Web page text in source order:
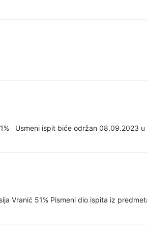
Usmeni ispit biće održan 08.09.2023 u
Vranić 51% Pismeni dio ispita iz